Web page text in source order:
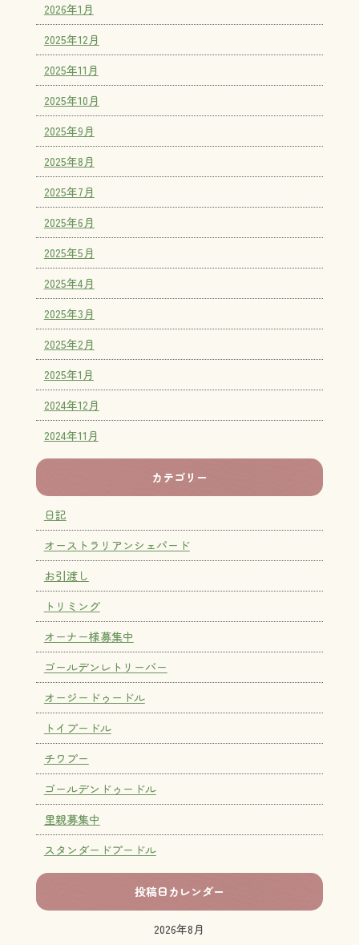
2026年1月
2025年12月
2025年11月
2025年10月
2025年9月
2025年8月
2025年7月
2025年6月
2025年5月
2025年4月
2025年3月
2025年2月
2025年1月
2024年12月
2024年11月
カテゴリー
日記
オーストラリアンシェパード
お引渡し
トリミング
オーナー様募集中
ゴールデンレトリーバー
オージードゥードル
トイプードル
チワプー
ゴールデンドゥードル
里親募集中
スタンダードプードル
投稿日カレンダー
2026年8月